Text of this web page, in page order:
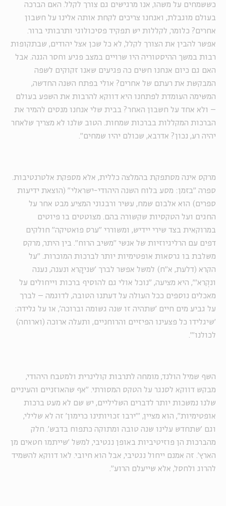
כששמחים על משהו, אנו מרגישים גם צורך לקלל. האם הברכה
בעולם מוגבלת, ואנחנו צריכים לקחת אותה אלינו על חשבון
אחרים? כלומר, לקללות יש תפקיד פסיכולוגי ותרבותי ברור.
אפשר להבין את הצורך לקלל, לא כל שכן אצל יהודים, שבתקופות
רבות במשך ההיסטוריה היו שרויים במצב פגיע וחסר הגנה. אבל
האם גם כיום אנחנו חשים כה פגיעים שאנו זקוקים לשפה
המבקשת את רעתם של אחרים? אולי בפתח השנה החדשה,
המשימה העומדת לפתחנו היא דווקא להרבות את השפע בעולם
– ולא אחד על חשבון האחר? בבית שלי אנחנו מנסים להמיר את
הברכות המקללות בברכות שמחות. הטוב שלנו לא מצריך שלאחר
יהיה רע, נכון? אדרבא, שכולם יהיו שמחים".
מרקס אינה מסתפקת בהמלצה כללית, אלא מספקת אלטרנטיבות.
ספרה "בזמן: מסע בלוח השנה היהודי-ישראלי" (הוצאת ידיעות
ספרים) הוא אלבום שמח, עשיר ורבגוני המציע מבט אחר על
החגים ועל הטקסיות שקשורה בהם. מצוטטים בו פיוטים
במרוקאית בצד שירי יידיש, ומשוררי "ערס פואטיקה" חולקים
דפים עם הרליגיוזיות של אנשי "משיב הרוח". בין היתר, מרקס
משלבת בו גרסאות אופטימיות יותר לברכות המוכרות. "על
הקרא (דלעת, א"ח) למשל אפשר לברך 'שניקָרא ונענה, נענה
ונקְרא'", היא מציעה, "נוכל אולי גם להוסיף ברכות וייחולים על
מאכלים נוספים ככל העולה על דעתנו הטובה, לדוגמה – לברך
על גביע מים חיים 'שתהיה זו שנה גשומה וברוכה', או על גלידה:
'שיגלידו כל פצעינו הפיזיים והרוחניים, ותעלה ארוכה (וארוחה)
לכולנו'".
השף שמיל הולנד, מומחה לתרבות קולינרית ולמטבח היהודי,
מבקש דווקא לסנגר על הטקס המסורתי. "אף שהאוזניים והעיניים
שלנו נמשכות יותר לדברים השליליים, יש שם לא מעט ברכות
אופטימיות", הוא מציין, "'ירבו זכויותינו כרימון' זה לא שלילי,
וגם 'שתחדש עלינו שנה טובה ומתוקה כתפוח בדבש'. חלק
מהברכות הן פוזיטיביות באופן נגטיבי, למשל 'שייתמו חטאים מן
הארץ'. זה אמנם ייחול נגטיבי, אבל הוא חיובי. לאו דווקא להשמיד
להרוג ולחסל, אלא שייעלם הרוע".